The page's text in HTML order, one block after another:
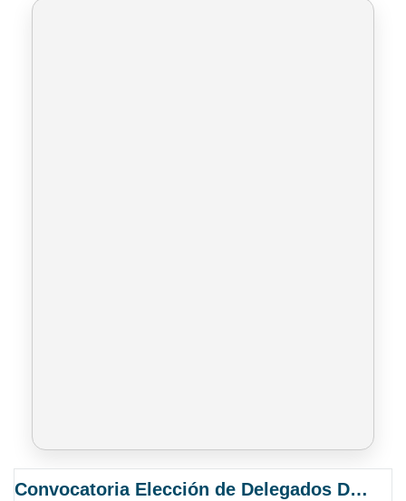
Convocatoria Elección de Delegados Docentes para el XIV Congreso Nacional de Universidades